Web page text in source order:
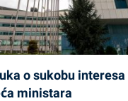
o sukobu
ministara